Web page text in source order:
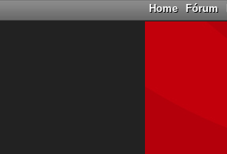
Home Fórum